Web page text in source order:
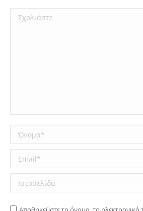
Σχολιάστε
Όνομα *
Email *
Ιστοσελίδα